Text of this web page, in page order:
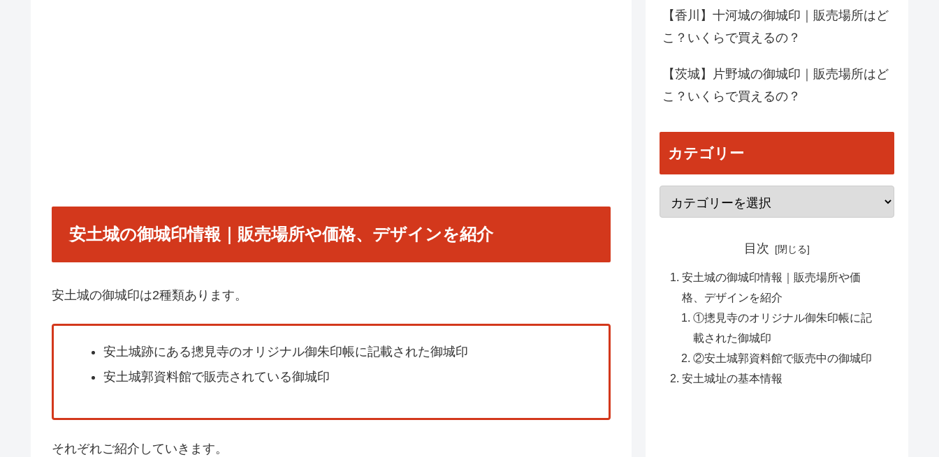
安土城の御城印情報｜販売場所や価格、デザインを紹介
安土城の御城印は2種類あります。
安土城跡にある摠見寺のオリジナル御朱印帳に記載された御城印
安土城郭資料館で販売されている御城印
それぞれご紹介していきます。
【香川】十河城の御城印｜販売場所はど
こ？いくらで買えるの？
【茨城】片野城の御城印｜販売場所はど
こ？いくらで買えるの？
カテゴリー
目次
安土城の御城印情報｜販売場所や価
格、デザインを紹介
①摠見寺のオリジナル御朱印帳に記
載された御城印
②安土城郭資料館で販売中の御城印
安土城址の基本情報